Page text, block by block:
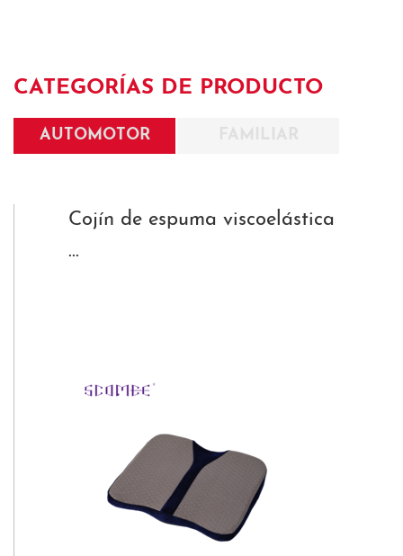
CATEGORÍAS DE PRODUCTO
AUTOMOTOR
Cojín de espuma viscoelástica
...